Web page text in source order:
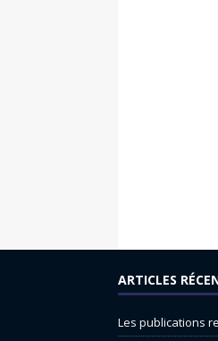
ARTICLES
Les publications